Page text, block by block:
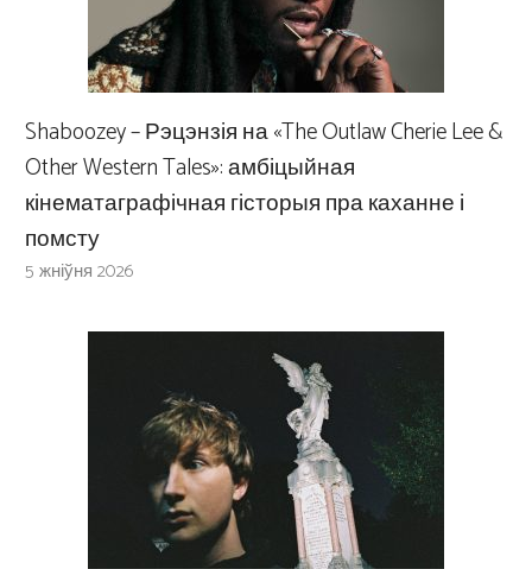
Shaboozey – Рэцэнзія на «The Outlaw Cherie Lee &
Other Western Tales»: амбіцыйная
кінематаграфічная гісторыя пра каханне і
помсту
5 жніўня 2026